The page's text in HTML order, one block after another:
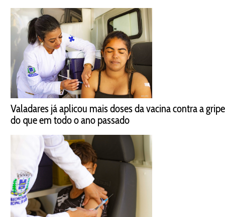
Valadares já aplicou mais doses da vacina contra a gripe
do que em todo o ano passado